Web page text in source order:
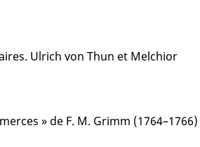
Ulrich von Thun et Melchior
» de F. M. Grimm (1764–1766)